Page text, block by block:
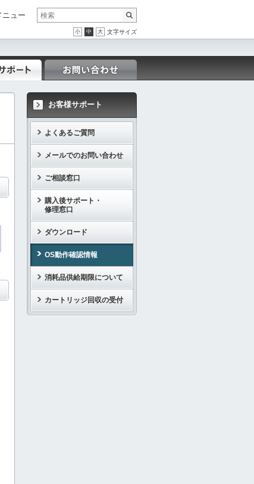
ニュー
小 中 大 文字サイズ
お客様サポート
よくあるご質問
メールでのお問い合わせ
ご相談窓口
購入後サポート・
修理窓口
ダウンロード
OS動作確認情報
消耗品供給期限について
カートリッジ回収の受付